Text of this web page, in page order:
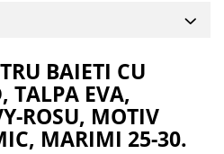
BAIETI CU
TALPA EVA,
ROSU, MOTIV
MARIMI 25-30.